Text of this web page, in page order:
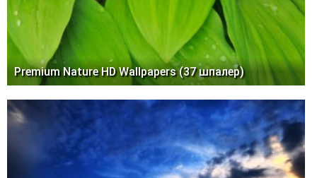
Premium Nature HD Wallpapers (37 шпалер)